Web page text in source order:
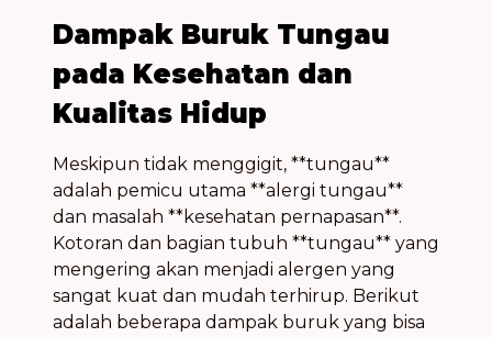
Dampak Buruk Tungau
pada Kesehatan dan
Kualitas Hidup
Meskipun tidak menggigit, **tungau**
adalah pemicu utama **alergi tungau**
dan masalah **kesehatan pernapasan**.
Kotoran dan bagian tubuh **tungau** yang
mengering akan menjadi alergen yang
sangat kuat dan mudah terhirup. Berikut
adalah beberapa dampak buruk yang bisa